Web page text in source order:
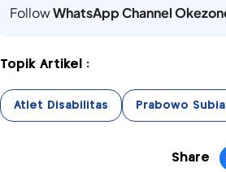
FollowWhatsApp Channel
Topik Artikel :
Atlet Disabilitas Prabowo
Share